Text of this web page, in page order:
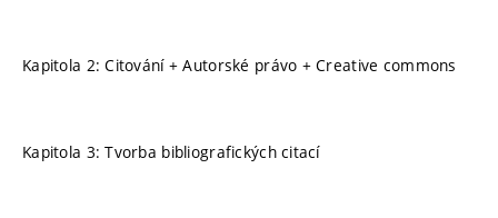
Kapitola 2: Citování + Autorské právo + Creative commons
Kapitola 3: Tvorba bibliografických citací